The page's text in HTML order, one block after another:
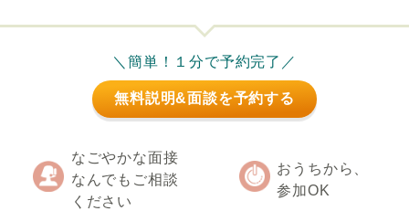
＼簡単！１分で予約完了／
無料説明&面談を予約する
なごやかな面接
なんでもご相談
ください
おうちから、
参加OK